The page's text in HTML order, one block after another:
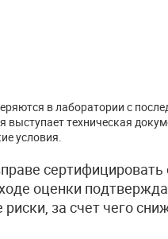
в лаборатории с
техническая
условия.
оценки
за счет чего